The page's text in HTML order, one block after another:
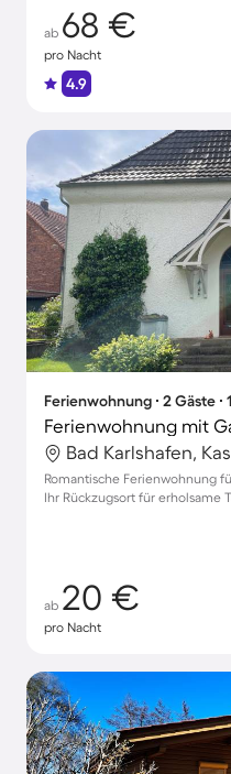
ab 68 €
pro Nacht
4.9
Ferienwohnung ∙ 2 Gäste ∙
Ferienwohnung mit
Bad Karlshafen,
Romantische Ferienwohnung
Ihr Rückzugsort für erholsame
ab 20 €
pro Nacht